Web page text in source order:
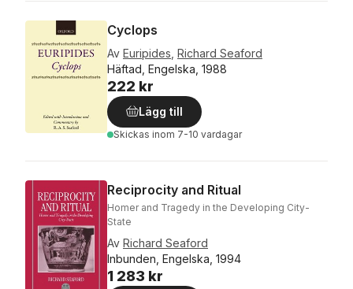
Cyclops
Av Euripides Richard Seaford
Häftad, Engelska, 1988
222 kr
Lägg till
Skickas inom 7-10 vardagar
Reciprocity and Ritual
Homer and Tragedy in the Developing City-
State
Av Richard Seaford
Inbunden, Engelska, 1994
1 283 kr